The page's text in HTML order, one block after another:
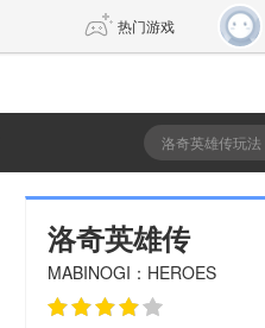
热门游戏
传奇4
洛奇英雄传
MABINOGI：HEROES